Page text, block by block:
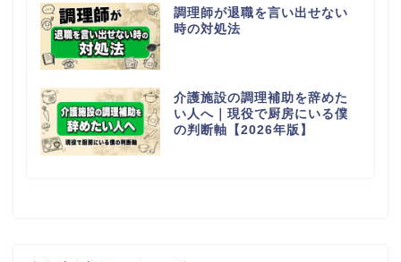
調理師が退職を言い出せない
時の対処法
介護施設の調理補助を辞めた
い人へ｜現役で厨房にいる僕
の判断軸【2026年版】